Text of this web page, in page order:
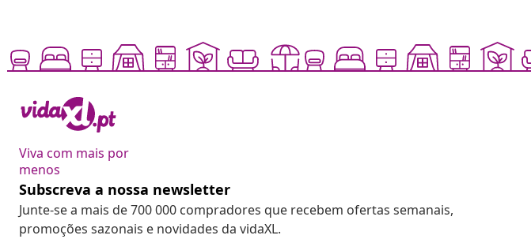
Viva com mais por
menos
Subscreva a nossa newsletter
Junte-se a mais de 700 000 compradores que recebem ofertas semanais,
promoções sazonais e novidades da vidaXL.